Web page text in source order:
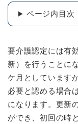
ページ内目次
要介護認定には有
新）を行うことに
ケ月としています
必要と認める場合
になります。更新
ができ、初回の時